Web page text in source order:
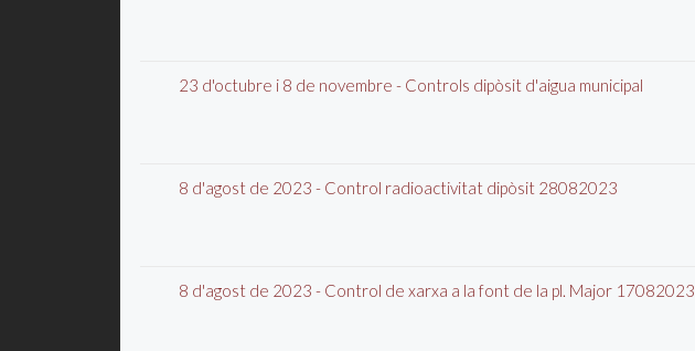
23 d'octubre i 8 de novembre - Controls dipòsit d'aigua municipal
8 d'agost de 2023 - Control radioactivitat dipòsit 28082023
8 d'agost de 2023 - Control de xarxa a la font de la pl. Major 17082023